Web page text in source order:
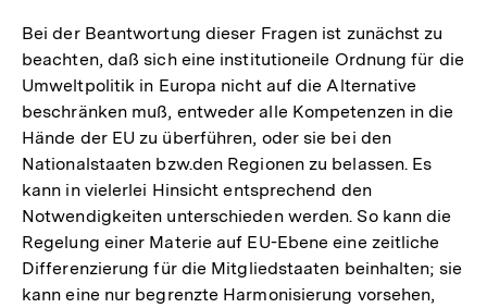
Bei der Beantwortung dieser Fragen ist zunächst zu
beachten, daß sich eine institutioneile Ordnung für die
Umweltpolitik in Europa nicht auf die Alternative
beschränken muß, entweder alle Kompetenzen in die
Hände der EU zu überführen, oder sie bei den
Nationalstaaten bzw.den Regionen zu belassen. Es
kann in vielerlei Hinsicht entsprechend den
Notwendigkeiten unterschieden werden. So kann die
Regelung einer Materie auf EU-Ebene eine zeitliche
Differenzierung für die Mitgliedstaaten beinhalten; sie
kann eine nur begrenzte Harmonisierung vorsehen,